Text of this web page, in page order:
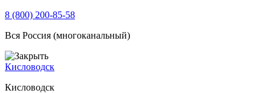
8 (800) 200-85-58
Вся Россия (многоканальный)
Кисловодск
Кисловодск